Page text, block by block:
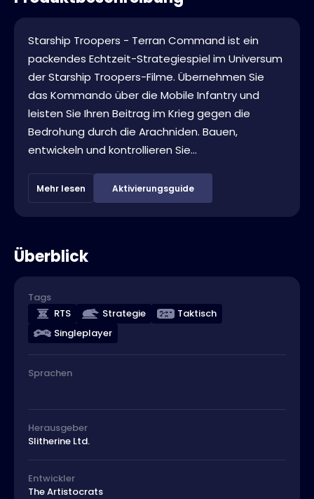
Starship Troopers - Terran Command ist ein
packendes Echtzeit-Strategiespiel im Universum
der Starship Troopers-Filme. Übernehmen Sie
das Kommando über die Mobile Infantry und
leisten Sie Ihren Beitrag im Krieg gegen die
Bedrohung durch die Arachniden. Bauen,
entwickeln und kontrollieren Sie...
Mehr lesen Aktivierungsguide
Überblick
Tags
RTS
Strategie
Taktisch
Singleplayer
Sprachen
Herausgeber
Slitherine Ltd.
Entwickler
The Artistocrats